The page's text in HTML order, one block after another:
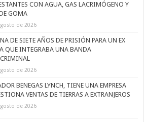
CON AGUA, GAS LACRIMÓGENO Y
GOMA
de 2026
DE SIETE AÑOS DE PRISIÓN PARA UN EX
QUE INTEGRABA UNA BANDA
de 2026
BENEGAS LYNCH, TIENE UNA EMPRESA
VENTAS DE TIERRAS A EXTRANJEROS
de 2026